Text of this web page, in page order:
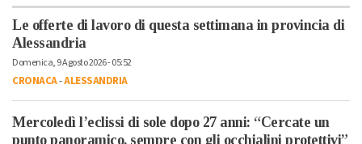
Le offerte di lavoro di questa settimana in provincia di
Alessandria
Domenica, 9 Agosto 2026 - 05:52
CRONACA-ALESSANDRIA
Mercoledì l’eclissi di sole dopo 27 anni: “Cercate un
punto panoramico, sempre con gli occhialini protettivi”